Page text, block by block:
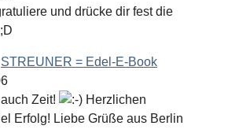
und drücke dir fest die
STREUNER = Edel-E-Book
Zeit!
Herzlichen
Erfolg! Liebe Grüße aus Berlin